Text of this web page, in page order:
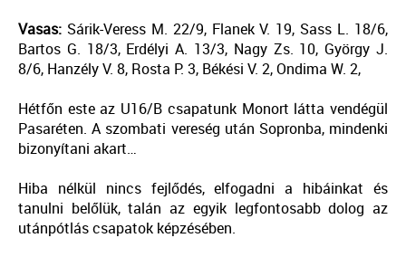
Vasas: Sárik-Veress M. 22/9, Flanek V. 19, Sass L. 18/6,
Bartos G. 18/3, Erdélyi A. 13/3, Nagy Zs. 10, György J.
8/6, Hanzély V. 8, Rosta P. 3, Békési V. 2, Ondima W. 2,
Hétfőn este az U16/B csapatunk Monort látta vendégül
Pasaréten. A szombati vereség után Sopronba, mindenki
bizonyítani akart…
Hiba nélkül nincs fejlődés, elfogadni a hibáinkat és
tanulni belőlük, talán az egyik legfontosabb dolog az
utánpótlás csapatok képzésében.